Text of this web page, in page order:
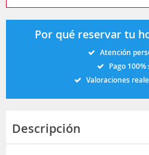
Por qué reservar tu
Atención
Pago
Valoraciones
Descripción